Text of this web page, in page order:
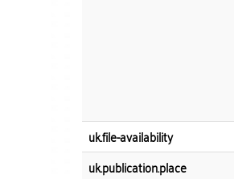
uk.file-availability
uk.publication.place